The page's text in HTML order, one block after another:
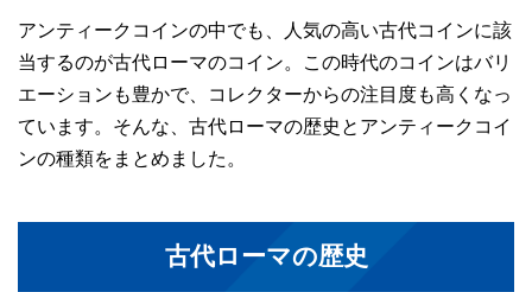
アンティークコインの中でも、人気の高い古代コインに該
当するのが古代ローマのコイン。この時代のコインはバリ
エーションも豊かで、コレクターからの注目度も高くなっ
ています。そんな、古代ローマの歴史とアンティークコイ
ンの種類をまとめました。
古代ローマの歴史